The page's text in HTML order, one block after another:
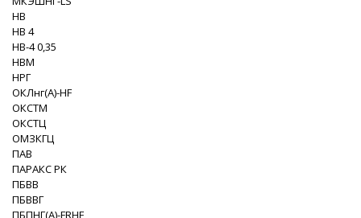
НВ
НВ 4
НВ-4 0,35
НВМ
НРГ
ОКЛнг(А)-HF
ОКСТМ
ОКСТЦ
ОМЗКГЦ
ПАВ
ПАРАКС РК
ПБВВ
ПБВВГ
ПБПНГ(A)-FRHF